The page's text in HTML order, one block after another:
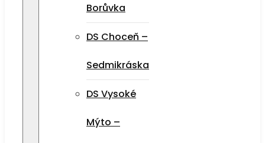
Borůvka
DS Choceň –
Sedmikráska
DS Vysoké
Mýto –